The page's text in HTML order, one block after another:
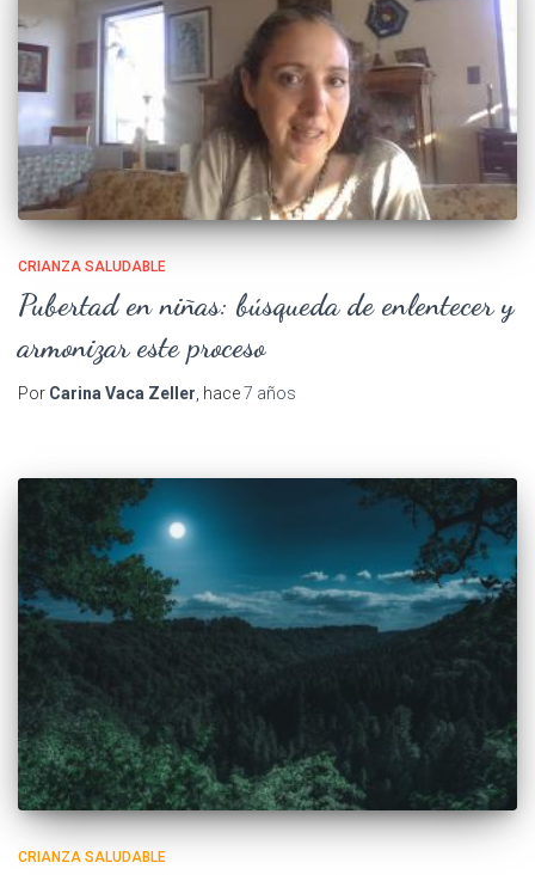
CRIANZA SALUDABLE
Pubertad en niñas: búsqueda de enlentecer y
armonizar este proceso
Por Carina Vaca Zeller , hace7 años
CRIANZA SALUDABLE